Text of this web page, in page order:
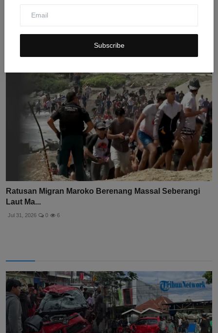
Subscribe
Serangan Rudal Rusia di Pavlohrad: Tempat Makan
Jul 31, 2026 0 8
Ratusan Migran Maroko Berenang Massal Seberangi
Laut Ma...
Jul 31, 2026 0 6